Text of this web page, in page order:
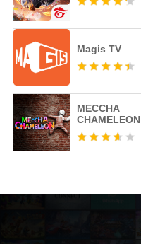
Magis TV
MECCHA
CHAMELEON